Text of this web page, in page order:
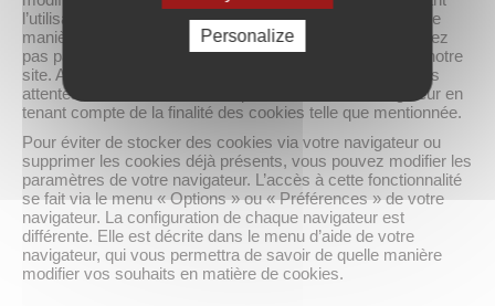
l’utilisation de cookies. Si votre navigateur est configuré de
manière à refuser l’ensemble des cookies, vous ne pourrez
pas par exemple de profiter de fonctions essentielles de notre
site. Afin de gérer au mieux les cookies en fonction de vos
attentes, nous vous invitons à paramétrer votre navigateur en
tenant compte de la finalité des cookies telle que mentionnée.
Pour éviter de stocker des cookies via votre navigateur ou
supprimer les cookies déjà présents, vous pouvez modifier les
paramètres de votre navigateur. L’accès à cette fonctionnalité
se fait via le menu « Options » ou « Préférences » de votre
navigateur. La configuration de chaque navigateur est
différente. Elle est décrite dans le menu d’aide de votre
navigateur, qui vous permettra de savoir de quelle manière
modifier vos souhaits en matière de cookies.
Personalize